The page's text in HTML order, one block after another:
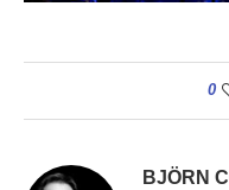
0
BJÖRN